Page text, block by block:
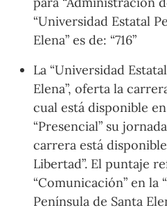
“Universidad Estatal
Elena” es de: “716”
La “Universidad
Elena”, oferta la
cual está disponible
“Presencial” su
carrera está
Libertad”. El puntaje
“Comunicación” en la
Península de Santa